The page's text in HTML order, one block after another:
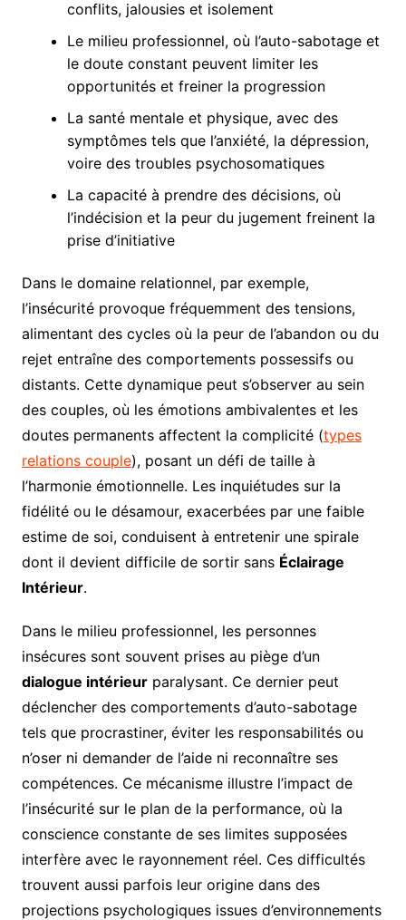
conflits, jalousies et isolement
Le milieu professionnel, où l’auto-sabotage et
le doute constant peuvent limiter les
opportunités et freiner la progression
La santé mentale et physique, avec des
symptômes tels que l’anxiété, la dépression,
voire des troubles psychosomatiques
La capacité à prendre des décisions, où
l’indécision et la peur du jugement freinent la
prise d’initiative
Dans le domaine relationnel, par exemple,
l’insécurité provoque fréquemment des tensions,
alimentant des cycles où la peur de l’abandon ou du
rejet entraîne des comportements possessifs ou
distants. Cette dynamique peut s’observer au sein
des couples, où les émotions ambivalentes et les
doutes permanents affectent la complicité (types
relations couple), posant un défi de taille à
l’harmonie émotionnelle. Les inquiétudes sur la
fidélité ou le désamour, exacerbées par une faible
estime de soi, conduisent à entretenir une spirale
dont il devient difficile de sortir sans Éclairage
Intérieur.
Dans le milieu professionnel, les personnes
insécures sont souvent prises au piège d’un
dialogue intérieurparalysant. Ce dernier peut
déclencher des comportements d’auto-sabotage
tels que procrastiner, éviter les responsabilités ou
n’oser ni demander de l’aide ni reconnaître ses
compétences. Ce mécanisme illustre l’impact de
l’insécurité sur le plan de la performance, où la
conscience constante de ses limites supposées
interfère avec le rayonnement réel. Ces difficultés
trouvent aussi parfois leur origine dans des
projections psychologiques issues d’environnements